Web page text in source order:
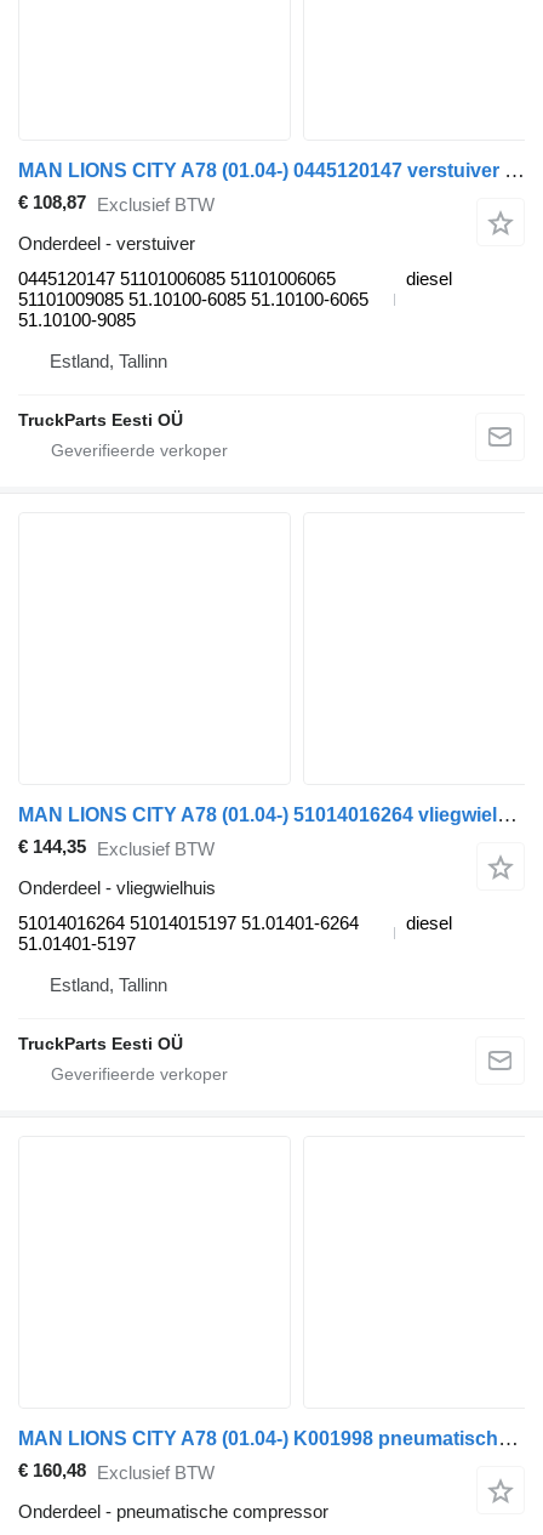
MAN LIONS CITY A78 (01.04-) 0445120147 verstuiver voor MAN Lion's bus (1991-)
€ 108,87 Exclusief BTW
Onderdeel - verstuiver
0445120147 51101006085 51101006065
51101009085 51.10100-6085 51.10100-6065
51.10100-9085
diesel
Estland, Tallinn
TruckParts Eesti OÜ
MAN LIONS CITY A78 (01.04-) 51014016264 vliegwielhuis voor MAN Lion's bus (1991-)
€ 144,35 Exclusief BTW
Onderdeel - vliegwielhuis
51014016264 51014015197 51.01401-6264
51.01401-5197
diesel
Estland, Tallinn
TruckParts Eesti OÜ
MAN LIONS CITY A78 (01.04-) K001998 pneumatische compressor voor MAN Lion's bus (1991-)
€ 160,48 Exclusief BTW
Onderdeel - pneumatische compressor